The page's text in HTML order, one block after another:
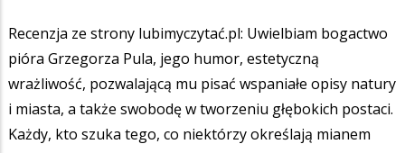
Recenzja ze strony lubimyczytać.pl: Uwielbiam bogactwo
pióra Grzegorza Pula, jego humor, estetyczną
wrażliwość, pozwalającą mu pisać wspaniałe opisy natury
i miasta, a także swobodę w tworzeniu głębokich postaci.
Każdy, kto szuka tego, co niektórzy określają mianem